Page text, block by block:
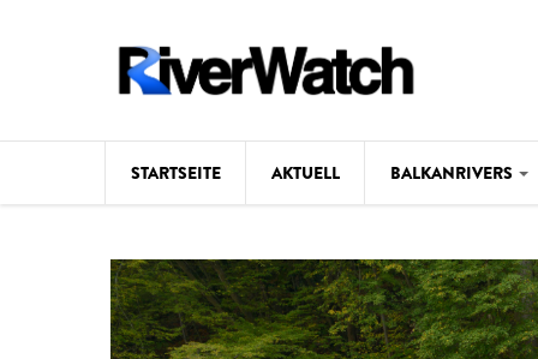
STARTSEITE AKTUELL BALKANRIVERS
Karte
Studien